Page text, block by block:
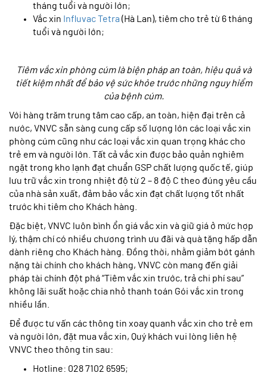
tháng tuổi và người lớn;
Vắc xin Influvac Tetra (Hà Lan), tiêm cho trẻ từ 6 tháng
tuổi và người lớn;
Tiêm vắc xin phòng cúm là biện pháp an toàn, hiệu quả và
tiết kiệm nhất để bảo vệ sức khỏe trước những nguy hiểm
của bệnh cúm.
Với hàng trăm trung tâm cao cấp, an toàn, hiện đại trên cả
nước, VNVC sẵn sàng cung cấp số lượng lớn các loại vắc xin
phòng cúm cũng như các loại vắc xin quan trọng khác cho
trẻ em và người lớn. Tất cả vắc xin được bảo quản nghiêm
ngặt trong kho lạnh đạt chuẩn GSP chất lượng quốc tế, giúp
lưu trữ vắc xin trong nhiệt độ từ 2 – 8 độ C theo đúng yêu cầu
của nhà sản xuất, đảm bảo vắc xin đạt chất lượng tốt nhất
trước khi tiêm cho Khách hàng.
Đặc biệt, VNVC luôn bình ổn giá vắc xin và giữ giá ở mức hợp
lý, thậm chí có nhiều chương trình ưu đãi và quà tặng hấp dẫn
dành riêng cho Khách hàng. Đồng thời, nhằm giảm bớt gánh
nặng tài chính cho khách hàng, VNVC còn mang đến giải
pháp tài chính đột phá “Tiêm vắc xin trước, trả chi phí sau”
không lãi suất hoặc chia nhỏ thanh toán Gói vắc xin trong
nhiều lần.
Để được tư vấn các thông tin xoay quanh vắc xin cho trẻ em
và người lớn, đặt mua vắc xin, Quý khách vui lòng liên hệ
VNVC theo thông tin sau:
Hotline: 028 7102 6595;